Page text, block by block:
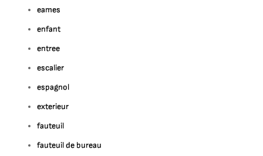
eames
enfant
entree
escalier
espagnol
exterieur
fauteuil
fauteuil de bureau